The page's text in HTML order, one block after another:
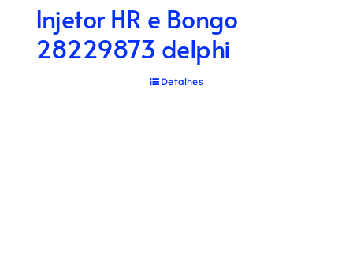
Injetor HR e Bongo
28229873 delphi
Detalhes